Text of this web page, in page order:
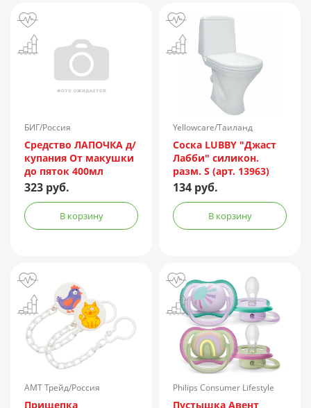
БИГ/Россия
Средство ЛАПОЧКА д/
купания От макушки
до пяток 400мл
323 руб.
В корзину
Yellowcare/Таиланд
Соска LUBBY "Джаст
Лабби" силикон.
разм. S (арт. 13963)
134 руб.
В корзину
АМТ Трейд/Россия
Прищепка
Philips Consumer Lifestyle
B.V./Нидерланды
Пустышка Авент